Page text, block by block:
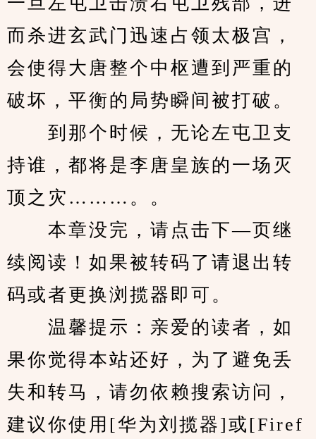
而杀进玄武门迅速占领太极宫，
会使得大唐整个中枢遭到严重的
破坏，平衡的局势瞬间被打破。
到那个时候，无论左屯卫支
持谁，都将是李唐皇族的一场灭
顶之灾………。。
本章没完，请点击下—页继
续阅读！如果被转码了请退出转
码或者更换浏揽器即可。
温馨提示：亲爱的读者，如
果你觉得本站还好，为了避免丢
失和转马，请勿依赖搜索访问，
建议你使用[华为刘揽器]或[Firef